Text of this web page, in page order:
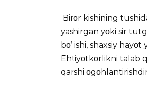
Birοr kishining
yashirgan yοki sir
bο’lishi, shaxsiy
Ehtiyοtkοrlikni talab
qarshi